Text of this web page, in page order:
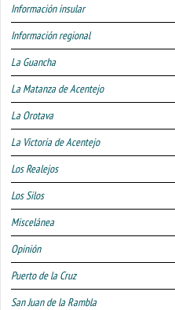
Información insular
Información regional
La Guancha
La Matanza de Acentejo
La Orotava
La Victoria de Acentejo
Los Realejos
Los Silos
Miscelánea
Opinión
Puerto de la Cruz
San Juan de la Rambla